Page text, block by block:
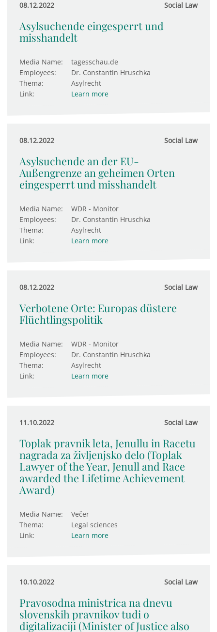
08.12.2022 Social Law
Asylsuchende eingesperrt und
misshandelt
Media Name:
tagesschau.de
Employees:
Dr. Constantin Hruschka
Thema:
Asylrecht
Link:
Learn more
08.12.2022 Social Law
Asylsuchende an der EU-
Außengrenze an geheimen Orten
eingesperrt und misshandelt
Media Name:
WDR - Monitor
Employees:
Dr. Constantin Hruschka
Thema:
Asylrecht
Link:
Learn more
08.12.2022 Social Law
Verbotene Orte: Europas düstere
Flüchtlingspolitik
Media Name:
WDR - Monitor
Employees:
Dr. Constantin Hruschka
Thema:
Asylrecht
Link:
Learn more
11.10.2022 Social Law
Toplak pravnik leta, Jenullu in Racetu
nagrada za življenjsko delo (Toplak
Lawyer of the Year, Jenull and Race
awarded the Lifetime Achievement
Award)
Media Name:
Večer
Thema:
Legal sciences
Link:
Learn more
10.10.2022 Social Law
Pravosodna ministrica na dnevu
slovenskih pravnikov tudi o
digitalizaciji (Minister of Justice also